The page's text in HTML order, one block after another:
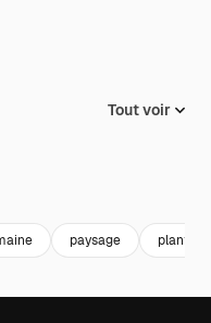
Tout voir
paysage plante